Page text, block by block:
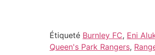
Étiqueté Burnley FC, Eni
Queen's Park Rangers,